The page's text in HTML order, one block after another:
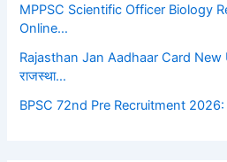
MPPSC Scientific Officer Biology
Online…
Rajasthan Jan Aadhaar Card
राजस्था…
BPSC 72nd Pre Recruitment